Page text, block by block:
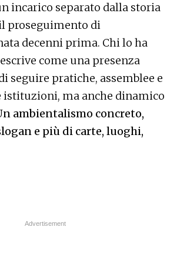
incarico separato dalla storia
proseguimento di
decenni prima. Chi lo ha
come una presenza
seguire pratiche, assemblee e
istituzioni, ma anche dinamico
ambientalismo concreto,
e più di carte, luoghi,